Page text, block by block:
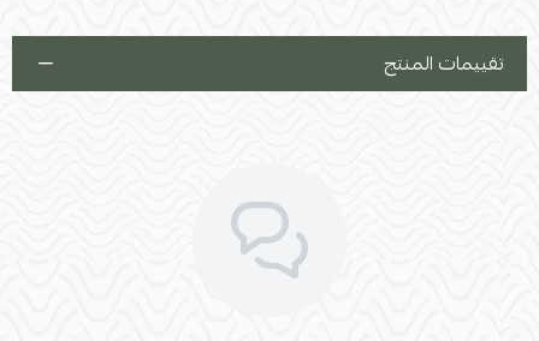
تقييمات المنتج